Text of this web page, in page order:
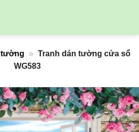
tường » Tranh dán tường cửa sổ
WG583